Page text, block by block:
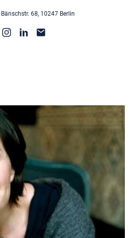
68, 10247 Berlin